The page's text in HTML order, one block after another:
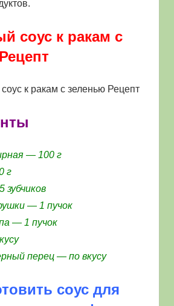
соус к ракам с
— 100 г
г
зубчиков
— 1 пучок
— 1 пучок
перец — по вкусу
соус для